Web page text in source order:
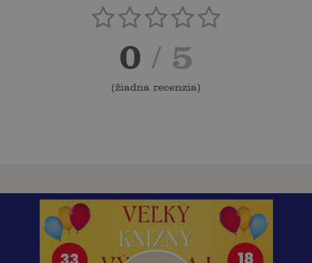
0 / 5
(žiadna recenzia)